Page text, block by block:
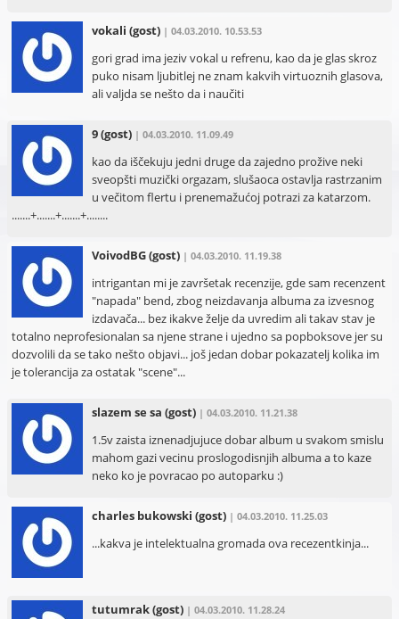
vokali (gost) | 04.03.2010. 10.53.53
gori grad ima jeziv vokal u refrenu, kao da je glas skroz
puko nisam ljubitlej ne znam kakvih virtuoznih glasova,
ali valjda se nešto da i naučiti
9(gost) | 04.03.2010. 11.09.49
kao da iščekuju jedni druge da zajedno prožive neki
sveopšti muzički orgazam, slušaoca ostavlja rastrzanim
u večitom flertu i prenemažućoj potrazi za katarzom.
.......+.......+.......+........
VoivodBG(gost) | 04.03.2010. 11.19.38
intrigantan mi je završetak recenzije, gde sam recenzent
"napada" bend, zbog neizdavanja albuma za izvesnog
izdavača... bez ikakve želje da uvredim ali takav stav je
totalno neprofesionalan sa njene strane i ujedno sa popboksove jer su
dozvolili da se tako nešto objavi... još jedan dobar pokazatelj kolika im
je tolerancija za ostatak "scene"...
slazem se sa (gost) | 04.03.2010. 11.21.38
1.5v zaista iznenadjujuce dobar album u svakom smislu
mahom gazi vecinu proslogodisnjih albuma a to kaze
neko ko je povracao po autoparku :)
charles bukowski (gost) | 04.03.2010. 11.25.03
...kakva je intelektualna gromada ova recezentkinja...
tutumrak(gost) | 04.03.2010. 11.28.24